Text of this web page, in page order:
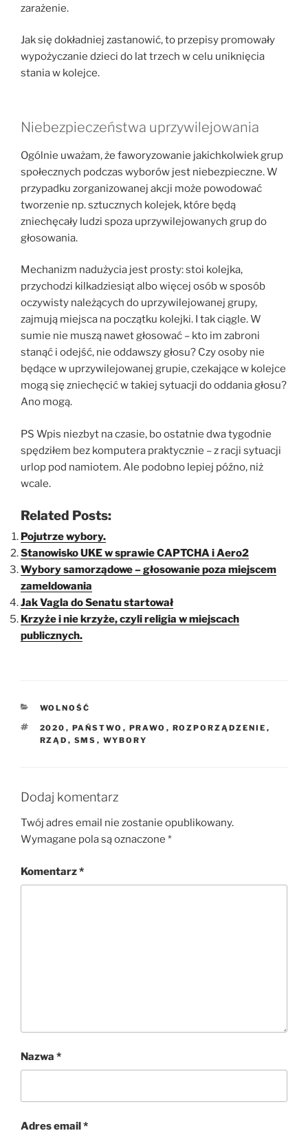
zarażenie.
Jak się dokładniej zastanowić, to przepisy promowały
wypożyczanie dzieci do lat trzech w celu uniknięcia
stania w kolejce.
Niebezpieczeństwa uprzywilejowania
Ogólnie uważam, że faworyzowanie jakichkolwiek grup
społecznych podczas wyborów jest niebezpieczne. W
przypadku zorganizowanej akcji może powodować
tworzenie np. sztucznych kolejek, które będą
zniechęcały ludzi spoza uprzywilejowanych grup do
głosowania.
Mechanizm nadużycia jest prosty: stoi kolejka,
przychodzi kilkadziesiąt albo więcej osób w sposób
oczywisty należących do uprzywilejowanej grupy,
zajmują miejsca na początku kolejki. I tak ciągle. W
sumie nie muszą nawet głosować – kto im zabroni
stanąć i odejść, nie oddawszy głosu? Czy osoby nie
będące w uprzywilejowanej grupie, czekające w kolejce
mogą się zniechęcić w takiej sytuacji do oddania głosu?
Ano mogą.
PS Wpis niezbyt na czasie, bo ostatnie dwa tygodnie
spędziłem bez komputera praktycznie – z racji sytuacji
urlop pod namiotem. Ale podobno lepiej późno, niż
wcale.
Related Posts:
Pojutrze wybory.
Stanowisko UKE w sprawie CAPTCHA i Aero2
Wybory samorządowe – głosowanie poza miejscem
zameldowania
Jak Vagla do Senatu startował
Krzyże i nie krzyże, czyli religia w miejscach
publicznych.
KATEGORIE
WOLNOŚĆ
TAGI
2020 , PAŃSTWO , PRAWO , ROZPORZĄDZENIE ,
RZĄD , SMS , WYBORY
Dodaj komentarz
Twój adres email nie zostanie opublikowany.
Wymagane pola są oznaczone *
Komentarz*
Nazwa *
Adres email*